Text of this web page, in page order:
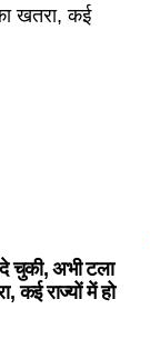
दे चुकी, अभी टला
कई राज्यों में हो